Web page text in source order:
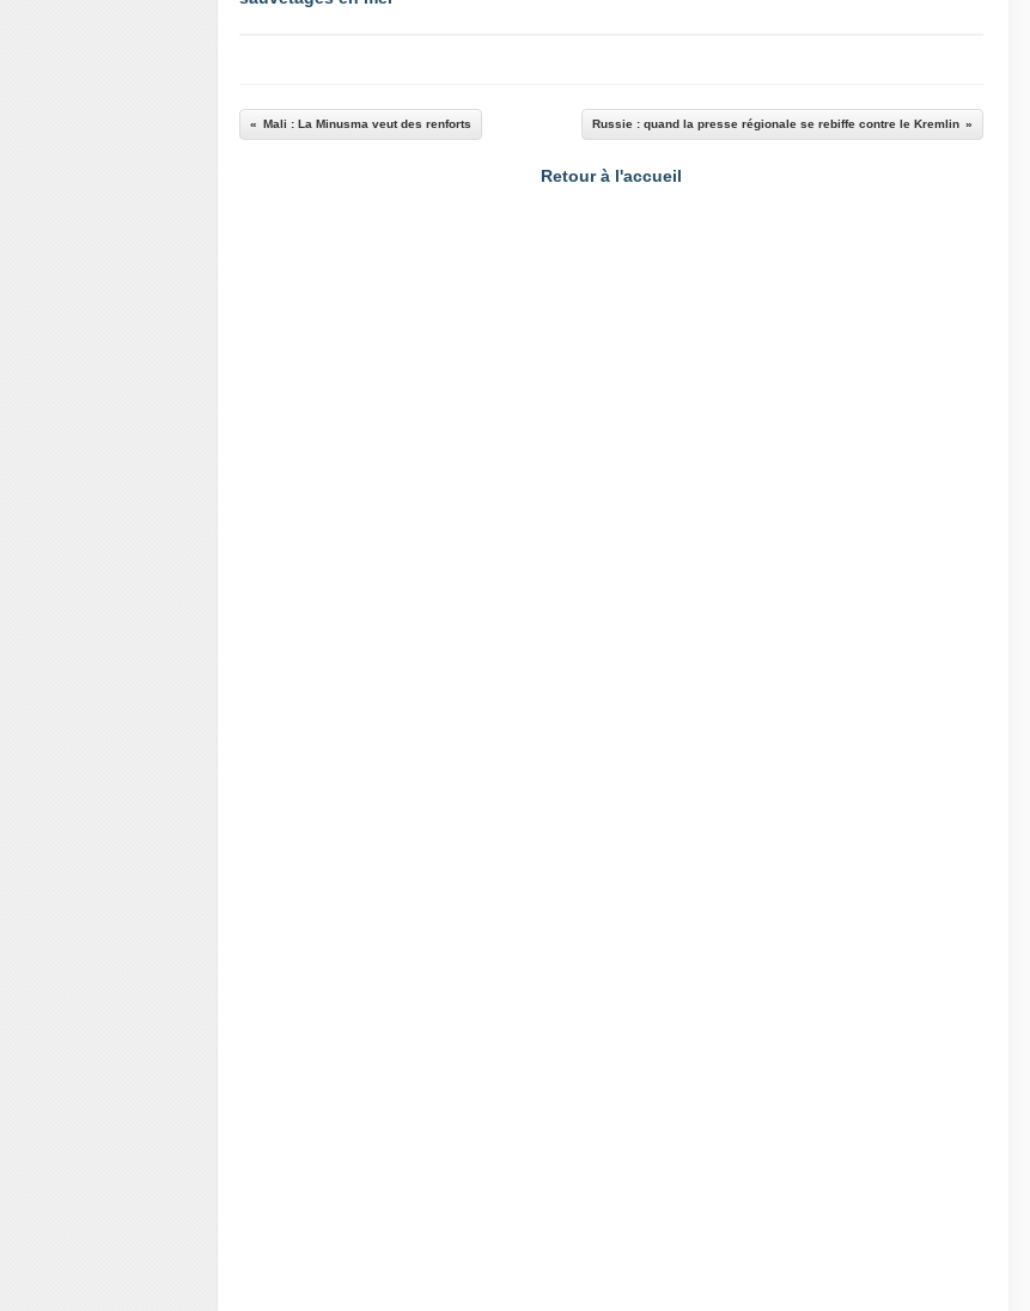
Mali : La Minusma veut des renforts Russie : quand la presse régionale se rebiffe contre le Kremlin
Retour à l'accueil